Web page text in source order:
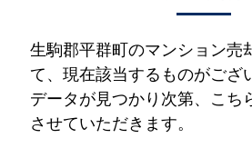
生駒郡平群町のマンション売
て、現在該当するものがござ
データが見つかり次第、こち
させていただきます。